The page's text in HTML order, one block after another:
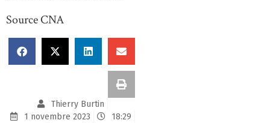
Source CNA
Thierry Burtin
1 novembre 2023
18:29